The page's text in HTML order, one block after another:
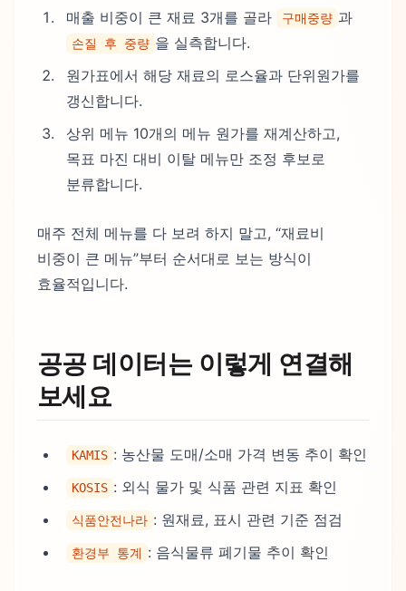
매출 비중이 큰 재료 3개를 골라 구매중량 과
손질 후 중량 을 실측합니다.
원가표에서 해당 재료의 로스율과 단위원가를
갱신합니다.
상위 메뉴 10개의 메뉴 원가를 재계산하고,
목표 마진 대비 이탈 메뉴만 조정 후보로
분류합니다.
매주 전체 메뉴를 다 보려 하지 말고, “재료비
비중이 큰 메뉴”부터 순서대로 보는 방식이
효율적입니다.
공공 데이터는 이렇게 연결해
보세요
KAMIS : 농산물 도매/소매 가격 변동 추이 확인
KOSIS : 외식 물가 및 식품 관련 지표 확인
식품안전나라 : 원재료, 표시 관련 기준 점검
환경부 통계 : 음식물류 폐기물 추이 확인